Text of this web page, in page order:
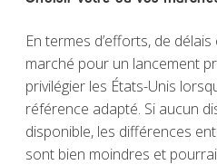
En termes d’efforts, de
marché pour un lancement
privilégier les États-Unis
référence adapté. Si aucun
disponible, les différences
sont bien moindres et